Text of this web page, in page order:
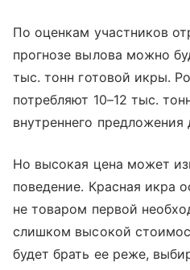
По оценкам участников
прогнозе вылова можно
тыс. тонн готовой икры.
потребляют 10–12 тыс.
внутреннего предложения
Но высокая цена может
поведение. Красная икра
не товаром первой
слишком высокой
будет брать ее реже,